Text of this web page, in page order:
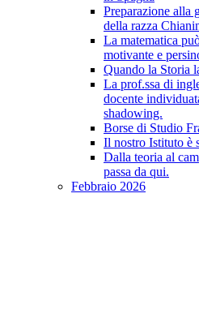
Preparazione alla
della razza
La matematica
motivante e
Quando la Storia
La prof.ssa di
docente
shadowing.
Borse di Studio
Il nostro Istituto è
Dalla teoria al
passa da qui.
Febbraio 2026